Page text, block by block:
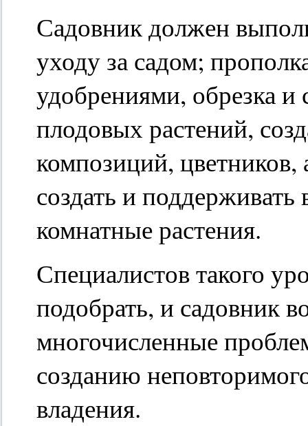
Садовник должен
уходу за садом;
удобрениями, обрезка
плодовых растений,
композиций,
создать и
комнатные растения.
Специалистов такого
подобрать, и садовник
многочисленные
созданию
владения.